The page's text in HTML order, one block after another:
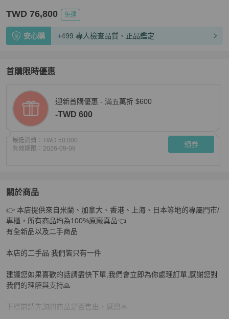
TWD 76,800 免運
安心購 +499 專人檢查品質、正品鑑定
首購限時優惠
迎新首購優惠 - 滿五萬折 $600
-TWD 600
最低消費： TWD 50,000
有效期限： 2026-09-09 領券
關於商品
關於20個限量款 全新全套LV Maxi multi pochette 最新款玫瑰
👉 本店提供來自米蘭、加拿大、香港、上海、日本等地的專屬門市/
專櫃，所有商品均為100%原廠真品👈
有全新品以及二手商品
本店的二手品 我們皆只有一件
建議您如果喜歡的話請盡快下單,我們會立即為你處理訂單,感謝您對
我們的理解與支持🙏
下標前請先詢問商品是否售出，感恩🙏